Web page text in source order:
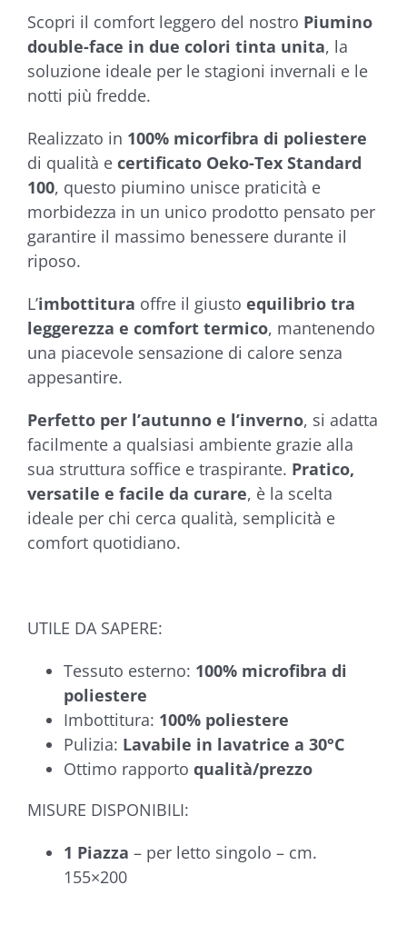
Scopri il comfort leggero del nostro Piumino
double-face in due colori tinta unita, la
soluzione ideale per le stagioni invernali e le
notti più fredde.
Realizzato in 100% micorfibra di poliestere
di qualità e certificato Oeko-Tex Standard
100, questo piumino unisce praticità e
morbidezza in un unico prodotto pensato per
garantire il massimo benessere durante il
riposo.
L’imbottitura offre il giusto equilibrio tra
leggerezza e comfort termico, mantenendo
una piacevole sensazione di calore senza
appesantire.
Perfetto per l’autunno e l’inverno, si adatta
facilmente a qualsiasi ambiente grazie alla
sua struttura soffice e traspirante. Pratico,
versatile e facile da curare, è la scelta
ideale per chi cerca qualità, semplicità e
comfort quotidiano.
UTILE DA SAPERE:
Tessuto esterno: 100% microfibra di
poliestere
Imbottitura: 100% poliestere
Pulizia: Lavabile in lavatrice a 30°C
Ottimo rapporto qualità/prezzo
MISURE DISPONIBILI:
1 Piazza – per letto singolo – cm.
155×200